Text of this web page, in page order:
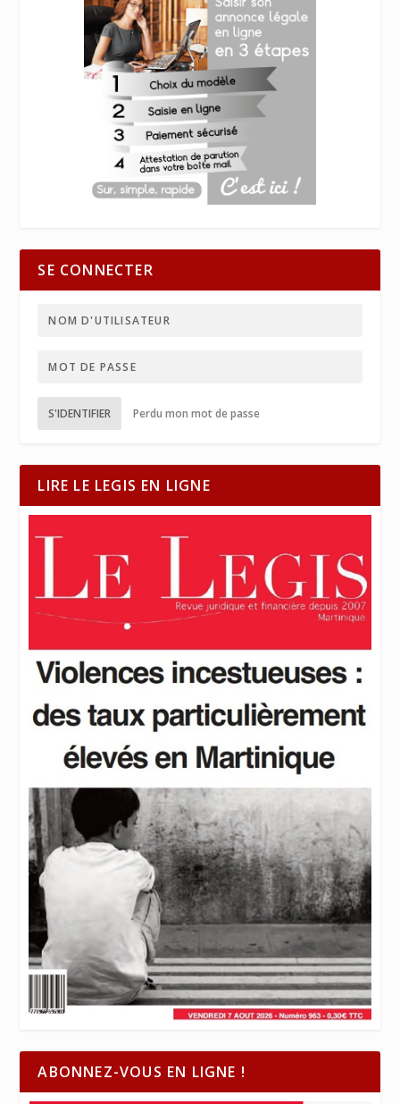
SE CONNECTER
S'IDENTIFIER Perdu mon mot de passe
LIRE LE LEGIS EN LIGNE
ABONNEZ-VOUS EN LIGNE !